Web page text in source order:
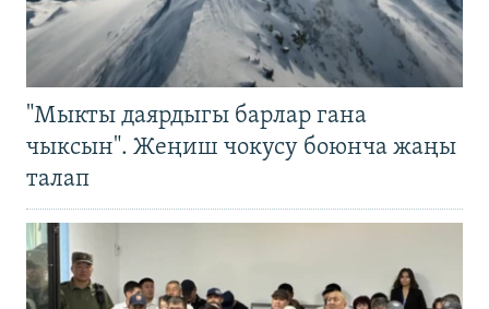
"Мыкты даярдыгы барлар гана
чыксын". Жеңиш чокусу боюнча жаңы
талап